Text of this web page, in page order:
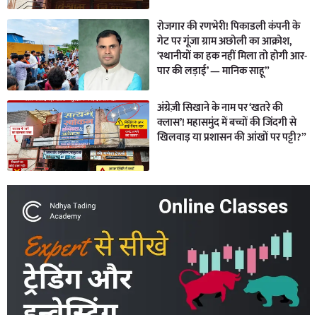
रोजगार की रणभेरी! पिकाडली कंपनी के
गेट पर गूंजा ग्राम अछोली का आक्रोश,
‘स्थानीयों का हक नहीं मिला तो होगी आर-
पार की लड़ाई’ — मानिक साहू”
अंग्रेज़ी सिखाने के नाम पर ‘खतरे की
क्लास’! महासमुंद में बच्चों की जिंदगी से
खिलवाड़ या प्रशासन की आंखों पर पट्टी?”